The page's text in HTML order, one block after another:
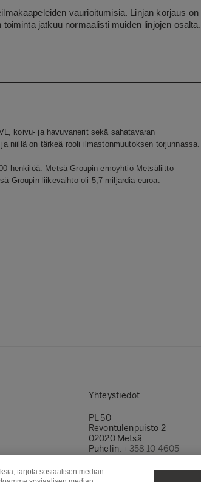
vaurioitumisia. Linjan korjaus on
jatkuu normaalisti muiden linjojen osalta.
koivu- ja havuvanerit sekä sahatavaran
niillä on tärkeä rooli ilmastonmuutoksen torjunnassa.
henkilöä. Metsä Groupin emoyhtiö Metsäliitto
Groupin liikevaihto oli 5,7 miljardia euroa.
Yhteystiedot
PL 50
Revontulenpuisto 2
02020 Metsä
Puhelin: +358 10 4605
Ota yhteyttä
Myynti
tarjota sosiaalisen median